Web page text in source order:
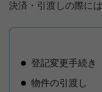
決済・引渡しの際に
登記変更手続き
物件の引渡し